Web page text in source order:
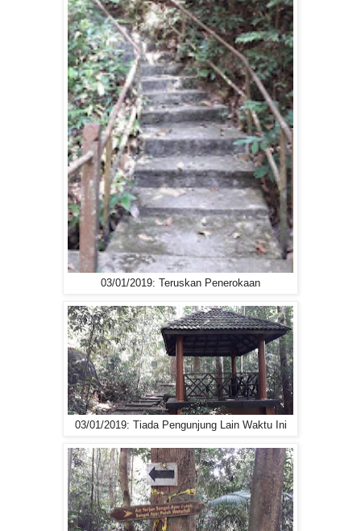
03/01/2019: Teruskan Penerokaan
03/01/2019: Tiada Pengunjung Lain Waktu Ini